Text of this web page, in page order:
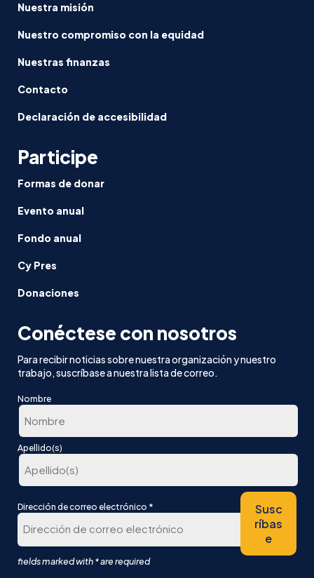
Nuestra misión
Nuestro compromiso con la equidad
Nuestras finanzas
Contacto
Declaración de accesibilidad
Participe
Formas de donar
Evento anual
Fondo anual
Cy Pres
Donaciones
Conéctese con nosotros
Para recibir noticias sobre nuestra organización y nuestro
trabajo, suscríbase a nuestra lista de correo.
Nombre
En
primer
lugar
Apellido(s)
Dirección de correo electrónico *
Susc
ríbas
e